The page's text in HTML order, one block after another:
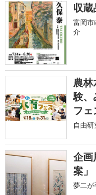
収
富岡
介
農
験、
フェ
自由
企画
案」
夢二